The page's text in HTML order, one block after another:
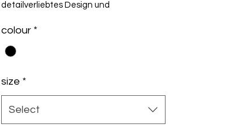
detailverliebtes Design und
schätzen wissen, die dem Athleten zu
besserer Leistung verhilft.
colour *
size *
Select